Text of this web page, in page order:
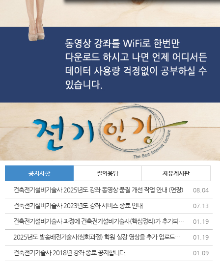
공지사항 질의응답 자유게시판
건축전기설비기술사 2025년도 강좌 동영상 품질 개선 작업 안내 (연장) 08.04
건축전기설비기술사 2023년도 강좌 서비스 종료 안내 07.13
건축전기설비기술사 과정에 건축전기설비기술사(핵심정리)가 추가되었
습니다.
01.19
2025년도 발송배전기술사(심화과정) 학원 실강 영상을 추가 업로드및
가격인상 안내드립니다.
01.19
건축전기기술사 2018년 강좌 종료 공지합니다. 01.09